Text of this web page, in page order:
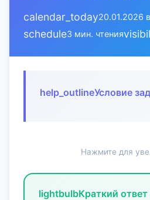
calendar_today20.01.2026
schedule3 мин. чтения
help_outlineУсловие
Нажмите для
lightbulbКраткий ответ